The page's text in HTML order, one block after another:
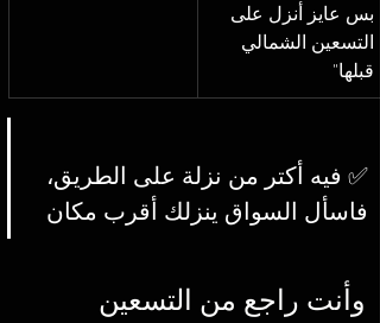
بس عايز أنزل على
التسعين الشمالي
قبلها"
✅ فيه أكتر من نزلة على الطريق،
فاسأل السواق ينزلك أقرب مكان
وأنت راجع من التسعين